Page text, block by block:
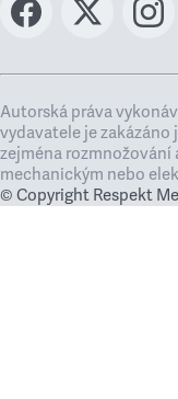
Autorská práva
vydavatele je
zejména rozmnožování
mechanickým nebo
© Copyright Respekt